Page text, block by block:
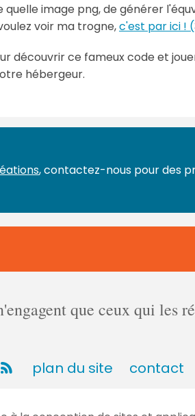
image png, de générer
voir ma trogne,c'est par ici !
découvrir ce fameux code et
hébergeur.
, contactez-nous pour des
que ceux qui les
plan du site contact